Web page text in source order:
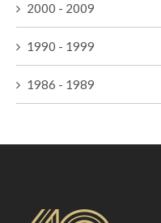
2000 - 2009
1990 - 1999
1986 - 1989